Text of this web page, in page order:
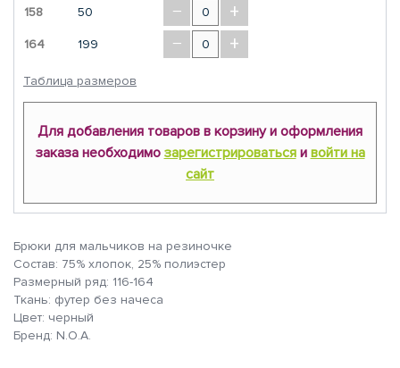
158 50 − +
164 199 − +
Таблица размеров
Для добавления товаров в корзину и оформления
заказа необходимо зарегистрироватьсяи войти на
сайт
Брюки для мальчиков на резиночке
Состав: 75% хлопок, 25% полиэстер
Размерный ряд: 116-164
Ткань: футер без начеса
Цвет: черный
Бренд: N.O.A.